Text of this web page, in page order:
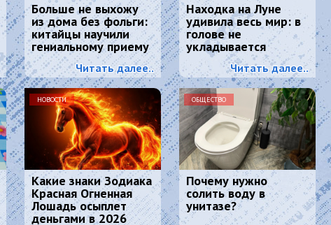
Больше не выхожу
из дома без фольги:
китайцы научили
гениальному приему
- просто и дешево
Читать далее..
Находка на Луне
удивила весь мир: в
голове не
укладывается
Читать далее..
НОВОСТИ
Какие знаки Зодиака
Красная Огненная
Лошадь осыплет
деньгами в 2026
ОБЩЕСТВО
Почему нужно
солить воду в
унитазе?